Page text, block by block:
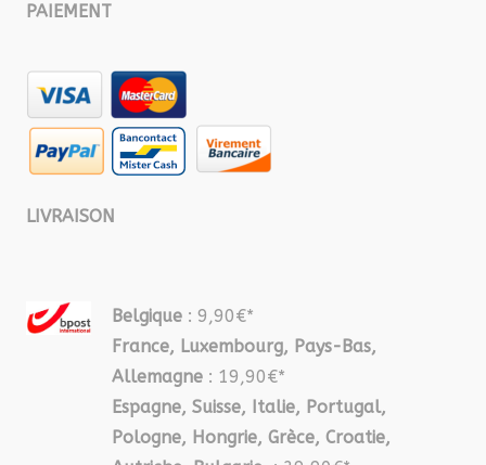
PAIEMENT
LIVRAISON
Belgique : 9,90€*
France, Luxembourg, Pays-Bas,
Allemagne : 19,90€*
Espagne, Suisse, Italie, Portugal,
Pologne, Hongrie, Grèce, Croatie,